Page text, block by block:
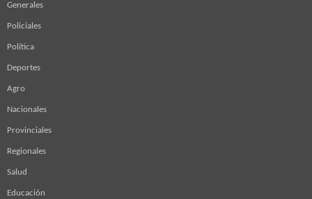
Generales
Policiales
Política
Deportes
Agro
Nacionales
Provinciales
Regionales
Salud
Educación